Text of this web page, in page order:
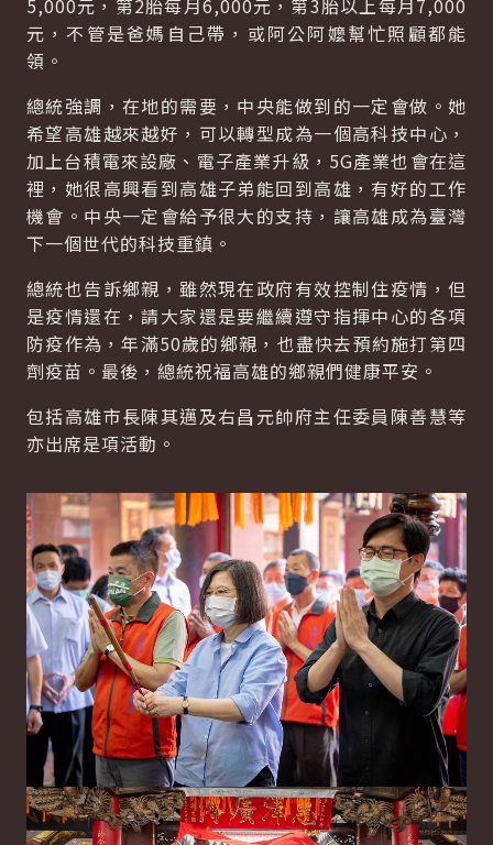
5,000元，第2胎每月6,000元，第3胎以上每月7,000
元，不管是爸媽自己帶，或阿公阿嬤幫忙照顧都能
領。
總統強調，在地的需要，中央能做到的一定會做。她
希望高雄越來越好，可以轉型成為一個高科技中心，
加上台積電來設廠、電子產業升級，5G產業也會在這
裡，她很高興看到高雄子弟能回到高雄，有好的工作
機會。中央一定會給予很大的支持，讓高雄成為臺灣
下一個世代的科技重鎮。
總統也告訴鄉親，雖然現在政府有效控制住疫情，但
是疫情還在，請大家還是要繼續遵守指揮中心的各項
防疫作為，年滿50歲的鄉親，也盡快去預約施打第四
劑疫苗。最後，總統祝福高雄的鄉親們健康平安。
包括高雄市長陳其邁及右昌元帥府主任委員陳善慧等
亦出席是項活動。